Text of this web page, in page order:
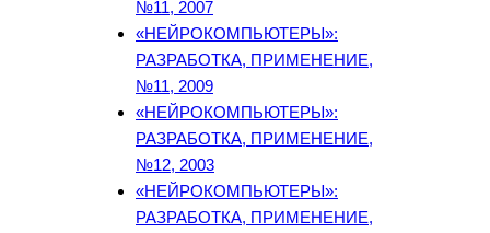
№11, 2007
«НЕЙРОКОМПЬЮТЕРЫ»:
РАЗРАБОТКА, ПРИМЕНЕНИЕ,
№11, 2009
«НЕЙРОКОМПЬЮТЕРЫ»:
РАЗРАБОТКА, ПРИМЕНЕНИЕ,
№12, 2003
«НЕЙРОКОМПЬЮТЕРЫ»:
РАЗРАБОТКА, ПРИМЕНЕНИЕ,